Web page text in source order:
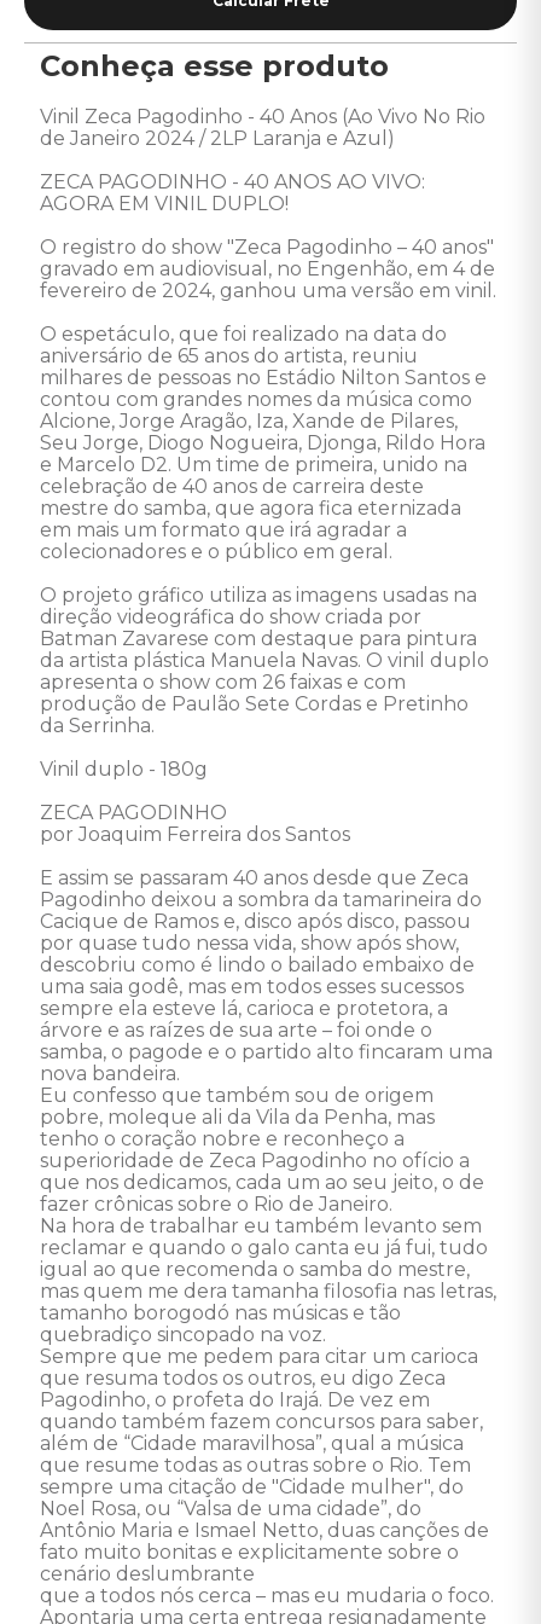
Conheça esse produto
Vinil Zeca Pagodinho - 40 Anos (Ao Vivo No Rio
de Janeiro 2024 / 2LP Laranja e Azul)
ZECA PAGODINHO - 40 ANOS AO VIVO:
AGORA EM VINIL DUPLO!
O registro do show "Zeca Pagodinho – 40 anos"
gravado em audiovisual, no Engenhão, em 4 de
fevereiro de 2024, ganhou uma versão em vinil.
O espetáculo, que foi realizado na data do
aniversário de 65 anos do artista, reuniu
milhares de pessoas no Estádio Nilton Santos e
contou com grandes nomes da música como
Alcione, Jorge Aragão, Iza, Xande de Pilares,
Seu Jorge, Diogo Nogueira, Djonga, Rildo Hora
e Marcelo D2. Um time de primeira, unido na
celebração de 40 anos de carreira deste
mestre do samba, que agora fica eternizada
em mais um formato que irá agradar a
colecionadores e o público em geral.
O projeto gráfico utiliza as imagens usadas na
direção videográfica do show criada por
Batman Zavarese com destaque para pintura
da artista plástica Manuela Navas. O vinil duplo
apresenta o show com 26 faixas e com
produção de Paulão Sete Cordas e Pretinho
da Serrinha.
Vinil duplo - 180g
ZECA PAGODINHO
por Joaquim Ferreira dos Santos
E assim se passaram 40 anos desde que Zeca
Pagodinho deixou a sombra da tamarineira do
Cacique de Ramos e, disco após disco, passou
por quase tudo nessa vida, show após show,
descobriu como é lindo o bailado embaixo de
uma saia godê, mas em todos esses sucessos
sempre ela esteve lá, carioca e protetora, a
árvore e as raízes de sua arte – foi onde o
samba, o pagode e o partido alto fincaram uma
nova bandeira.
Eu confesso que também sou de origem
pobre, moleque ali da Vila da Penha, mas
tenho o coração nobre e reconheço a
superioridade de Zeca Pagodinho no ofício a
que nos dedicamos, cada um ao seu jeito, o de
fazer crônicas sobre o Rio de Janeiro.
Na hora de trabalhar eu também levanto sem
reclamar e quando o galo canta eu já fui, tudo
igual ao que recomenda o samba do mestre,
mas quem me dera tamanha filosofia nas letras,
tamanho borogodó nas músicas e tão
quebradiço sincopado na voz.
Sempre que me pedem para citar um carioca
que resuma todos os outros, eu digo Zeca
Pagodinho, o profeta do Irajá. De vez em
quando também fazem concursos para saber,
além de “Cidade maravilhosa”, qual a música
que resume todas as outras sobre o Rio. Tem
sempre uma citação de "Cidade mulher", do
Noel Rosa, ou “Valsa de uma cidade”, do
Antônio Maria e Ismael Netto, duas canções de
fato muito bonitas e explicitamente sobre o
cenário deslumbrante
que a todos nós cerca – mas eu mudaria o foco.
Apontaria uma certa entrega resignadamente